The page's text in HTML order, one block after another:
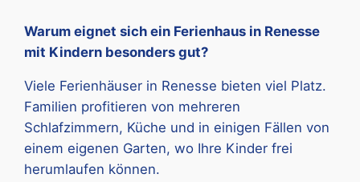
Warum eignet sich ein Ferienhaus in Renesse
mit Kindern besonders gut?
Viele Ferienhäuser in Renesse bieten viel Platz.
Familien profitieren von mehreren
Schlafzimmern, Küche und in einigen Fällen von
einem eigenen Garten, wo Ihre Kinder frei
herumlaufen können.